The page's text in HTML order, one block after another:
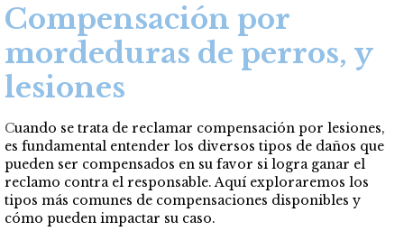
Compensación por
mordeduras de perros, y
lesiones
Cuando se trata de reclamar compensación por lesiones,
es fundamental entender los diversos tipos de daños que
pueden ser compensados en su favor si logra ganar el
reclamo contra el responsable. Aquí exploraremos los
tipos más comunes de compensaciones disponibles y
cómo pueden impactar su caso.